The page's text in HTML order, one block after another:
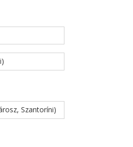
Szantoríni)